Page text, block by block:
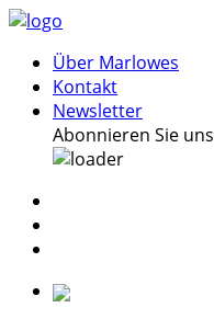
Über Marlowes
Kontakt
Newsletter
Abonnieren Sie